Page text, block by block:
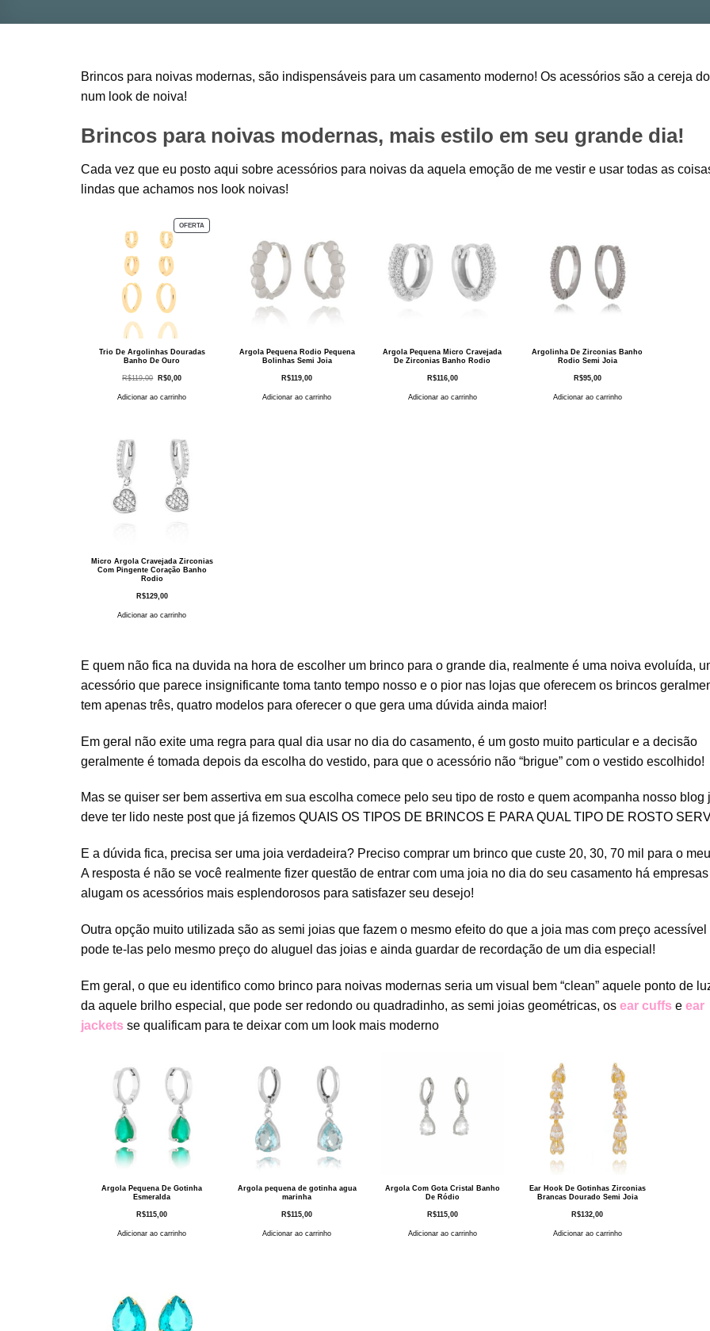
Brincos para noivas modernas, são indispensáveis para um casamento moderno! Os acessórios são a cereja
num look de noiva!
Brincos para noivas modernas, mais estilo em seu grande dia!
Cada vez que eu posto aqui sobre acessórios para noivas da aquela emoção de me vestir e usar todas as
lindas que achamos nos look noivas!
OFERTA
EM
Trio De Argolinhas Douradas
Banho De Ouro
R$119,00 O
preço
era:
R$0,00O
é:
Adicionar ao carrinho
Argola Pequena Rodio Pequena
Bolinhas Semi Joia
R$119,00
Adicionar ao carrinho
Argola Pequena Micro Cravejada
De Zirconias Banho Rodio
R$116,00
Adicionar ao carrinho
Argolinha De Zirconias Banho
Rodio Semi Joia
R$95,00
Adicionar ao carrinho
Micro Argola Cravejada Zirconias
Com Pingente Coração Banho
Rodio
R$129,00
Adicionar ao carrinho
E quem não fica na duvida na hora de escolher um brinco para o grande dia, realmente é uma noiva evoluída,
acessório que parece insignificante toma tanto tempo nosso e o pior nas lojas que oferecem os brincos
tem apenas três, quatro modelos para oferecer o que gera uma dúvida ainda maior!
Em geral não exite uma regra para qual dia usar no dia do casamento, é um gosto muito particular e a decisão
geralmente é tomada depois da escolha do vestido, para que o acessório não “brigue” com o vestido escolhido!
Mas se quiser ser bem assertiva em sua escolha comece pelo seu tipo de rosto e quem acompanha nosso blog
deve ter lido neste post que já fizemos QUAIS OS TIPOS DE BRINCOS E PARA QUAL TIPO DE ROSTO
E a dúvida fica, precisa ser uma joia verdadeira? Preciso comprar um brinco que custe 20, 30, 70 mil para o
A resposta é não se você realmente fizer questão de entrar com uma joia no dia do seu casamento há
alugam os acessórios mais esplendorosos para satisfazer seu desejo!
Outra opção muito utilizada são as semi joias que fazem o mesmo efeito do que a joia mas com preço acessível
pode te-las pelo mesmo preço do aluguel das joias e ainda guardar de recordação de um dia especial!
Em geral, o que eu identifico como brinco para noivas modernas seria um visual bem “clean” aquele ponto de
da aquele brilho especial, que pode ser redondo ou quadradinho, as semi joias geométricas, os ear cuffs e ear
jackets se qualificam para te deixar com um look mais moderno
Argola Pequena De Gotinha
Esmeralda
R$115,00
Adicionar ao carrinho
Argola pequena de gotinha agua
marinha
R$115,00
Adicionar ao carrinho
Argola Com Gota Cristal Banho
De Ródio
R$115,00
Adicionar ao carrinho
Ear Hook De Gotinhas Zirconias
Brancas Dourado Semi Joia
R$132,00
Adicionar ao carrinho